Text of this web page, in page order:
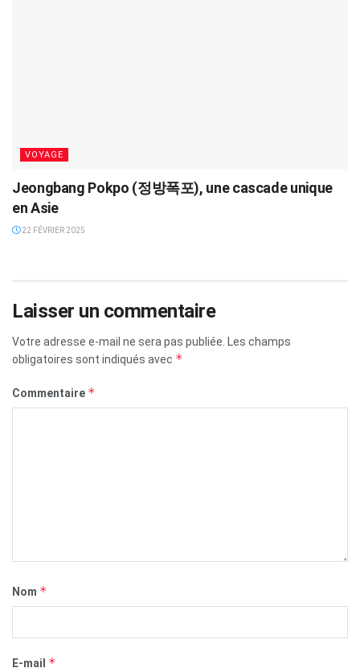
VOYAGE
Jeongbang Pokpo (정방폭포), une cascade unique
en Asie
22 FÉVRIER 2025
Laisser un commentaire
Votre adresse e-mail ne sera pas publiée. Les champs
obligatoires sont indiqués avec *
Commentaire *
Nom *
E-mail *